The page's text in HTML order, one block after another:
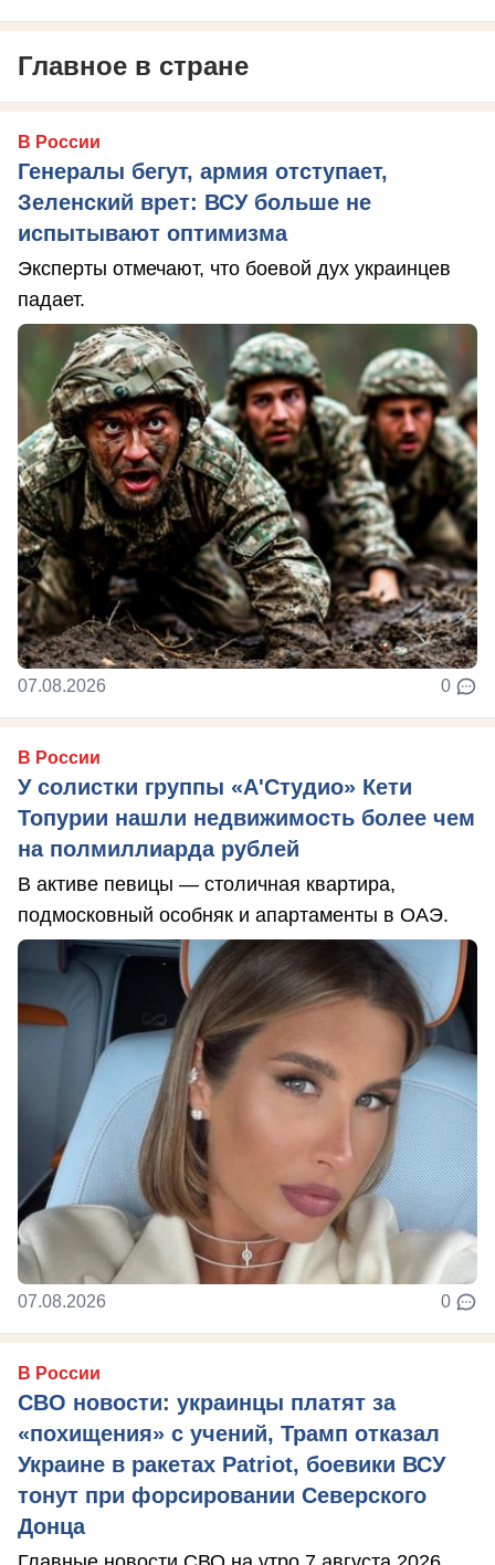
Главное в стране
В России
Генералы бегут, армия отступает,
Зеленский врет: ВСУ больше не
испытывают оптимизма
Эксперты отмечают, что боевой дух украинцев
падает.
07.08.2026 0
В России
У солистки группы «А'Студио» Кети
Топурии нашли недвижимость более чем
на полмиллиарда рублей
В активе певицы — столичная квартира,
подмосковный особняк и апартаменты в ОАЭ.
07.08.2026 0
В России
СВО новости: украинцы платят за
«похищения» с учений, Трамп отказал
Украине в ракетах Patriot, боевики ВСУ
тонут при форсировании Северского
Донца